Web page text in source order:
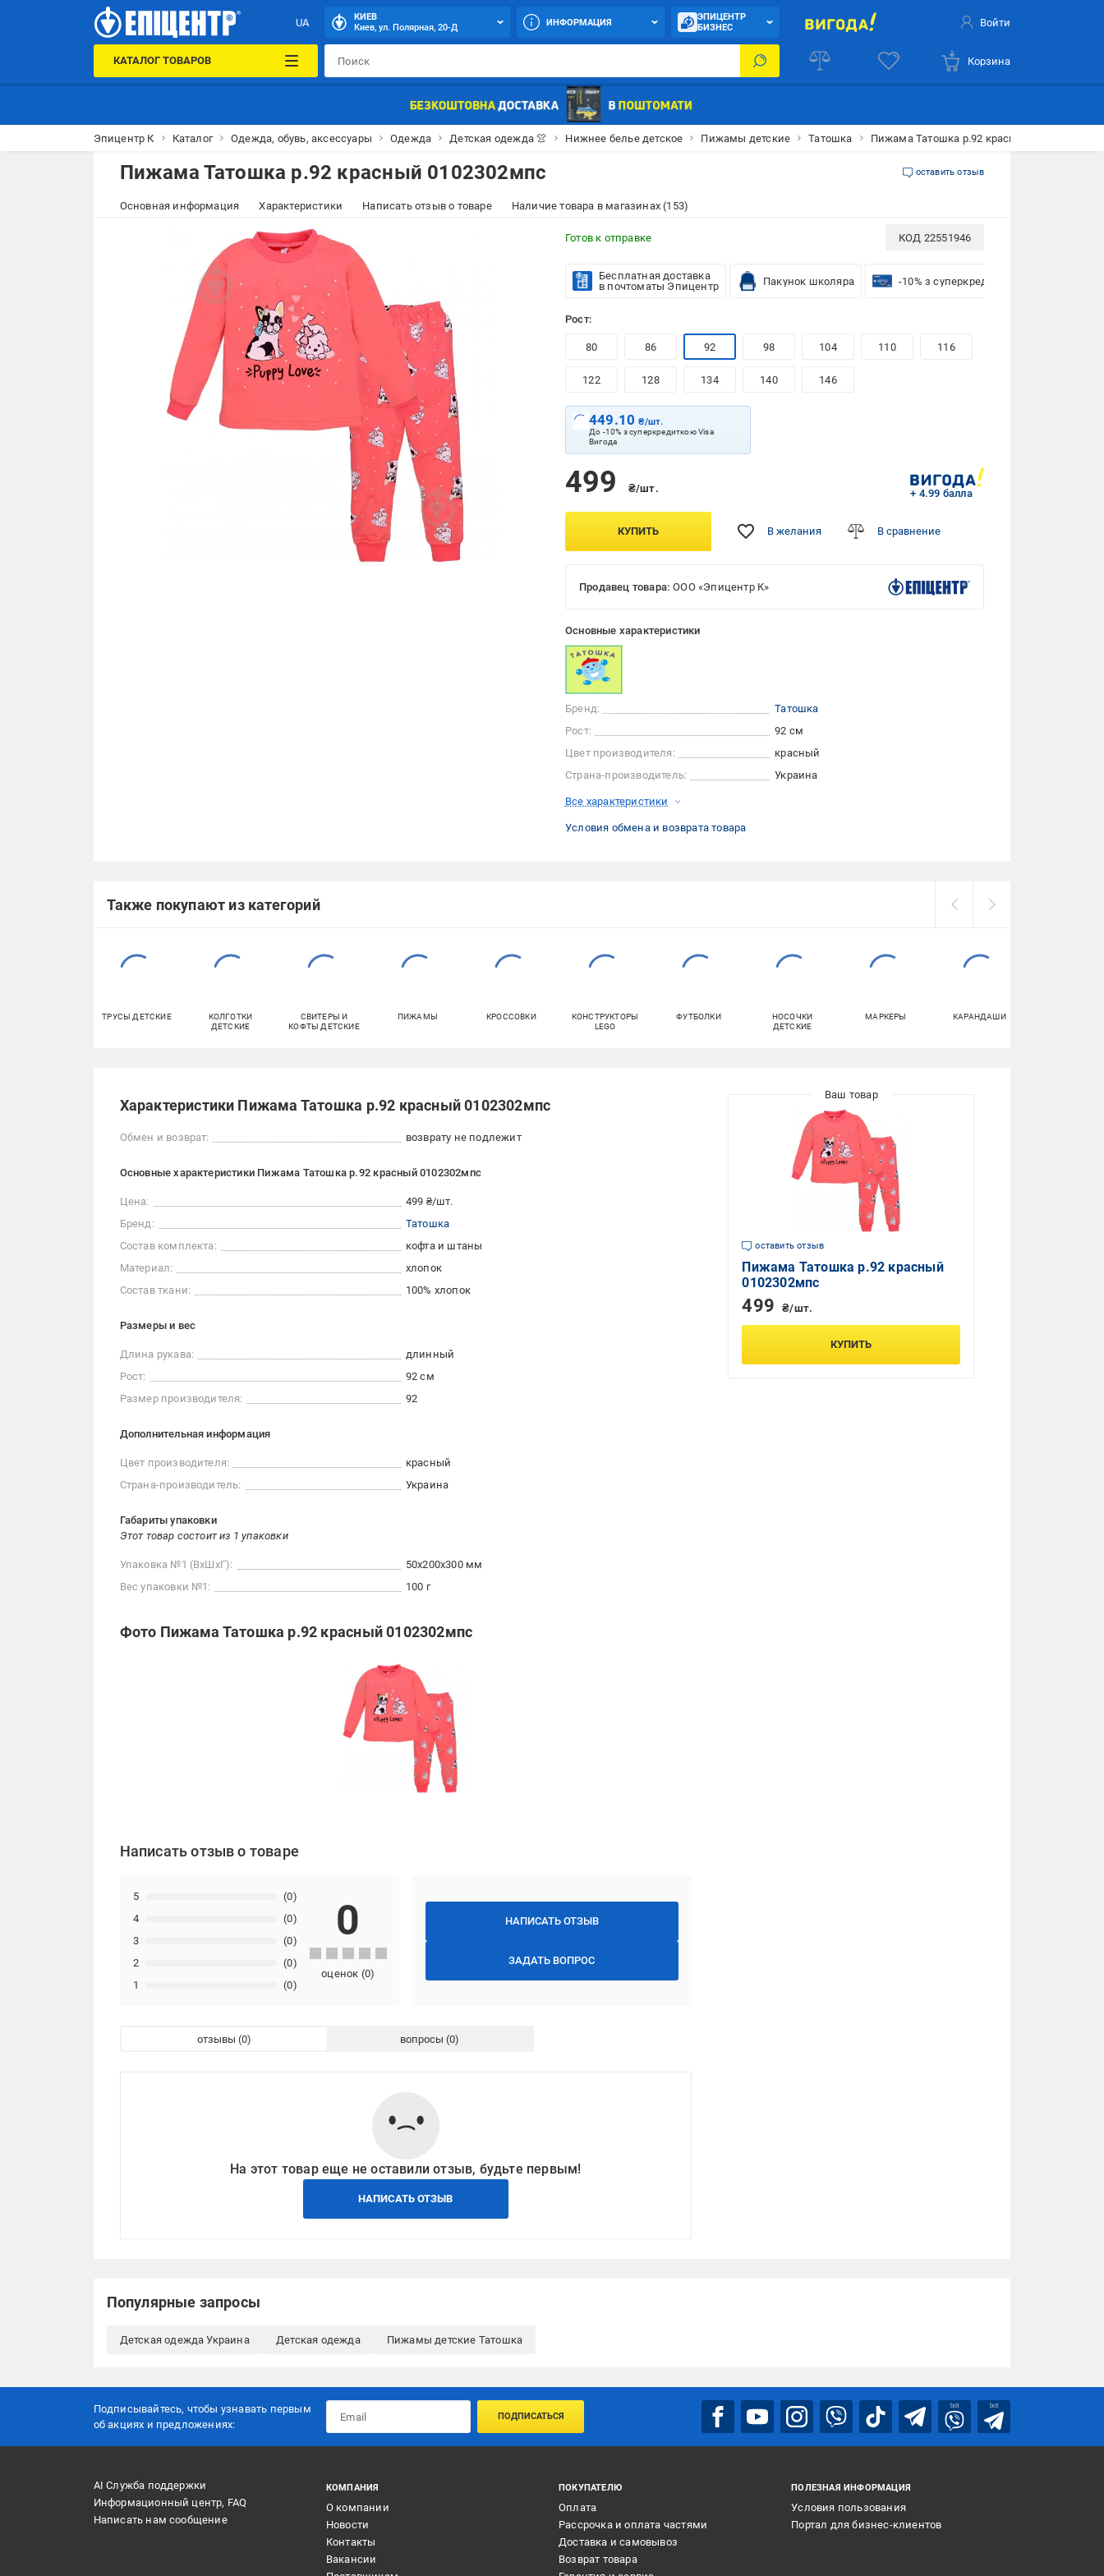
UA
КИЕВ
Киев, ул. Полярная, 20-Д
ИНФОРМАЦИЯ
ЭПИЦЕНТР
БИЗНЕС
Войти
КАТАЛОГ ТОВАРОВ Корзина
Эпицентр К Каталог Одежда, обувь, аксессуары Одежда Детская одежда 👚 Нижнее белье детское Пижамы детские Татошка Пижама Татошка р.92 красный 0102302мпс
Пижама Татошка р.92 красный 0102302мпс оставить отзыв
Основная информация Характеристики Написать отзыв о товаре Наличие товара в магазинах (153)
Готов к отправке КОД 22551946
Бесплатная доставка
в почтоматы Эпицентр
Пакунок школяра -10% з суперкредиткою VISA Вигода
Рост:
80 86 92 98 104 110 116
122 128 134 140 146
449.10₴/шт.
До -10% з суперкредиткою Visa
Вигода
499 ₴/шт. + 4.99 балла
КУПИТЬ В желания В сравнение
Продавец товара: ООО «Эпицентр К»
Основные характеристики
Бренд:
Татошка
Рост:
92 см
Цвет производителя:
красный
Страна-производитель:
Украина
Все характеристики
Условия обмена и возврата товара
Также покупают из категорий
ТРУСЫ ДЕТСКИЕ
КОЛГОТКИ
ДЕТСКИЕ
СВИТЕРЫ И
КОФТЫ ДЕТСКИЕ
ПИЖАМЫ КРОССОВКИ
КОНСТРУКТОРЫ
LEGO
ФУТБОЛКИ
НОСОЧКИ
ДЕТСКИЕ
МАРКЕРЫ КАРАНДАШИ
Характеристики Пижама Татошка р.92 красный 0102302мпс
Обмен и возврат: возврату не подлежит
Основные характеристики Пижама Татошка р.92 красный 0102302мпс
Цена:
499 ₴/шт.
Бренд:
Татошка
Состав комплекта:
кофта и штаны
Материал:
хлопок
Состав ткани:
100% хлопок
Размеры и вес
Длина рукава:
длинный
Рост:
92 см
Размер производителя:
92
Дополнительная информация
Цвет производителя:
красный
Страна-производитель:
Украина
Габариты упаковки
Этот товар состоит из 1 упаковки
Упаковка №1 (ВхШхГ):
50x200x300 мм
Вес упаковки №1:
100 г
Фото Пижама Татошка р.92 красный 0102302мпс
Написать отзыв о товаре
НАПИСАТЬ ОТЗЫВ
ЗАДАТЬ ВОПРОС
1 (0)
2 (0)
3 (0)
4 (0)
5 (0)
0
оценок (0)
отзывы вопросы
На этот товар еще не оставили отзыв, будьте первым!
НАПИСАТЬ ОТЗЫВ
оставить отзыв
Пижама Татошка р.92 красный
0102302мпс
499 ₴/шт.
КУПИТЬ
Популярные запросы
Детская одежда Украина Детская одежда Пижамы детские Татошка
Подписывайтесь, чтобы узнавать первым
об акцияx и предложениях:
ПОДПИСАТЬСЯ
bot bot
AI Служба поддержки
Информационный центр, FAQ
Написать нам сообщение
КОМПАНИЯ
О компании
Новости
Контакты
Вакансии
ПОКУПАТЕЛЮ
Оплата
Рассрочка и оплата частями
Доставка и самовывоз
Возврат товара
ПОЛЕЗНАЯ ИНФОРМАЦИЯ
Условия пользования
Портал для бизнес-клиентов